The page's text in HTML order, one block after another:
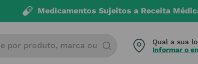
Medicamentos Sujeitos a Receita
Qual a sua
Informar o